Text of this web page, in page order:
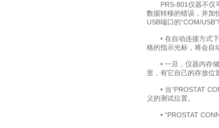
PRS-801仪器不仅可
数据转移的错误，并加
USB端口的“COM/
• 在自动连接方式下
格的指示光标，将会自
• 一旦，仪器内存储
里，有它自己的存放位
• 当“PROSTAT
义的测试位置。
• “PROSTAT